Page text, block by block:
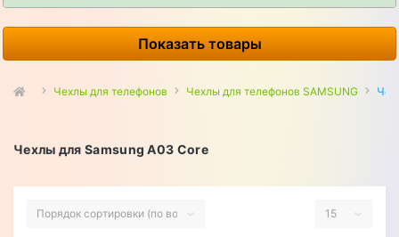
Показать товары
Чехлы для телефонов Чехлы для телефонов SAMSUNG
Чехлы для Samsung A03 Core